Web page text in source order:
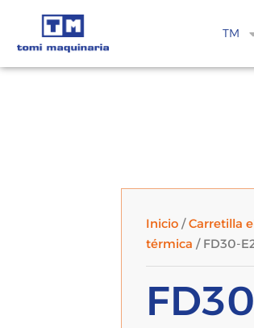
TM
Inicio /Carretilla
térmica / FD30-